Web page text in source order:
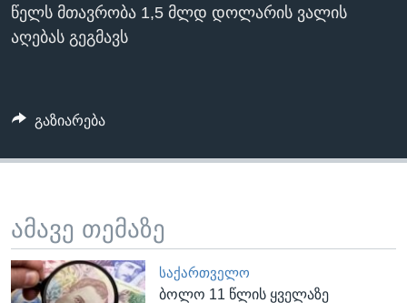
წელს მთავრობა 1,5 მლდ დოლარის ვალის
აღებას გეგმავს
გაზიარება
ამავე თემაზე
ᲡᲐᲥᲐᲠᲗᲕᲔᲚᲝ
ბოლო 11 წლის ყველაზე